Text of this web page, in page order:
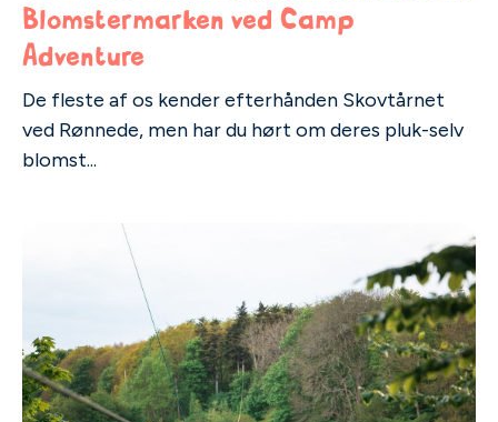
Blomstermarken ved Camp
Adventure
De fleste af os kender efterhånden Skovtårnet
ved Rønnede, men har du hørt om deres pluk-selv
blomst...